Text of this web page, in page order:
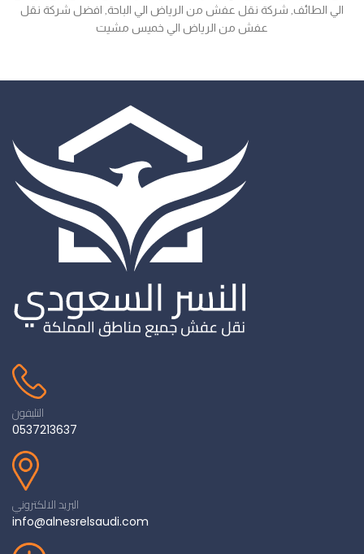
الي الطائف, شركة نقل عفش من الرياض الي الباحة, افضل شركة نقل
عفش من الرياض الي خميس مشيت
التليفون
0537213637
البريد الالكتروني
info@alnesrelsaudi.com